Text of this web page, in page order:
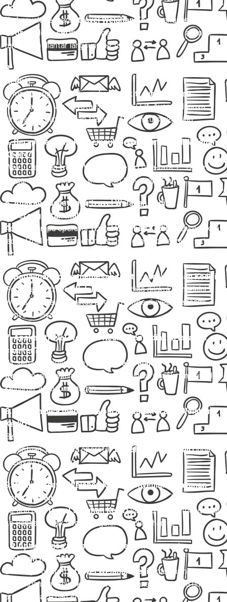
door?
Ya, banyak penyedia travel Welahan Kediri
yang melayani
door to door service
, jadi penumpang dijemput di alamat
rumah dan diantar langsung ke tujuan.
3. Apa saja pilihan armada untuk rute travel Welahan
Kediri?
Armada yang umum digunakan untuk travel Welahan
Kediri
antara lain Toyota Hiace, Isuzu Elf, Avanza, Innova,
hingga bus mini dengan fasilitas AC dan kursi reclining.
4. Berapa lama waktu tempuh perjalanan travel Welahan
Kediri?
Waktu tempuhtravel Welahan Kedirirata-rata 7–12 jam,
tergantung kondisi lalu lintas dan titik jemput-antar.
5. Apakah ada layanan travel Welahan Kediri
keberangkatan malam?
Ada, beberapa operatortravel Welahan Kediri
menyediakan
jadwal malam untuk penumpang yang ingin berangkat setelah
jam kerja.
6. Bagaimana cara memesan tiket travel Welahan Kediri?
Pemesanantravel Welahan Kediri
bisa dilakukan melalui
WhatsApp, telepon, atau booking online di website resmi
penyedia layanan.
7. Apakah travel Welahan Kediri menyediakan layanan
charter?
Ya, sebagian besar penyedia
travel Welahan
Kediri
menawarkan layanan charter untuk perjalanan pribadi,
keluarga, atau rombongan.
8. Apakah bisa membawa barang dalam travel Welahan
Kediri?
Bisa, namun pastikan ukuran dan berat barang sesuai
ketentuan. Beberapa operatortravel Welahan Kedirijuga
melayani paket kilat.
9. Apakah travel Welahan Kediri menyediakan layanan
antar ke bandara ?
Ya, ada opsitravel Welahan Kediriyang langsung mengantar
ke Bandara , baik secara reguler maupun charter.
10. Apakah bisa memilih kursi saat memesan travel
Welahan Kediri?
Beberapa operatortravel Welahan Kediri
mengizinkan
penumpang memilih kursi saat pemesanan, terutama untuk
armada Hiace dan Elf.